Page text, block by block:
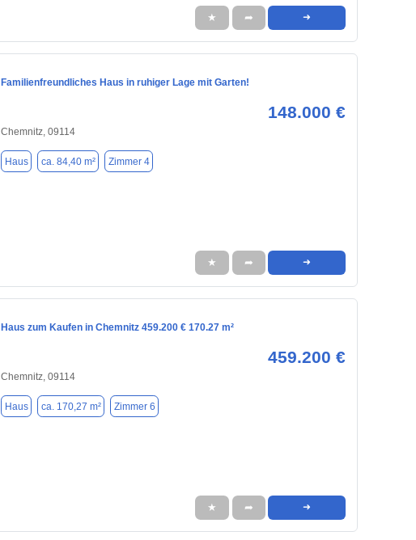
★ ➦ ➜
Familienfreundliches Haus in ruhiger Lage mit Garten!
148.000 €
Chemnitz, 09114
Haus ca. 84,40 m² Zimmer 4
★ ➦ ➜
Haus zum Kaufen in Chemnitz 459.200 € 170.27 m²
459.200 €
Chemnitz, 09114
Haus ca. 170,27 m² Zimmer 6
★ ➦ ➜